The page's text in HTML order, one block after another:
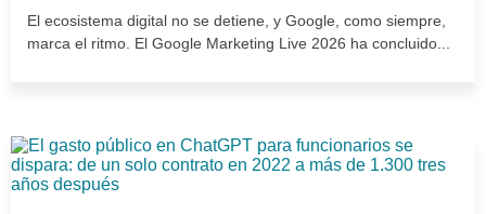
El ecosistema digital no se detiene, y Google, como siempre,
marca el ritmo. El Google Marketing Live 2026 ha concluido...